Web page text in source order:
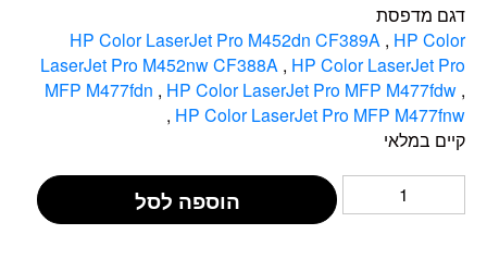
דגם מדפסת
HP Color LaserJet Pro M452dn CF389A , HP Color
LaserJet Pro M452nw CF388A , HP Color LaserJet Pro
MFP M477fdn , HP Color LaserJet Pro MFP M477fdw ,
HP Color LaserJet Pro MFP M477fnw
,
קיים במלאי
הוספה לסל